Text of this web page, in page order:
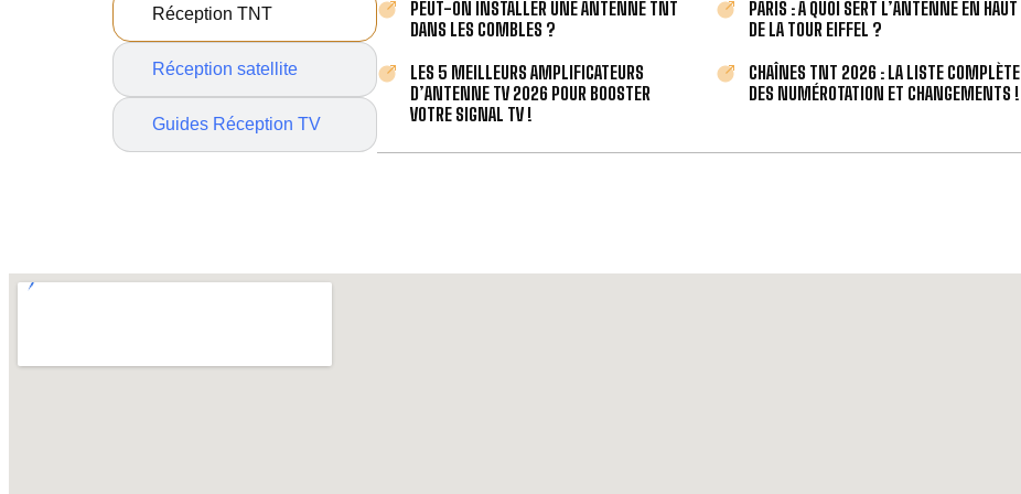
Réception TNT
Réception satellite
Guides Réception TV
PEUT-ON INSTALLER UNE ANTENNE TNT
DANS LES COMBLES ?
PARIS : À QUOI SERT L’ANTENNE EN HAUT
DE LA TOUR EIFFEL ?
LES 5 MEILLEURS AMPLIFICATEURS
D’ANTENNE TV 2026 POUR BOOSTER
VOTRE SIGNAL TV !
CHAÎNES TNT 2026 : LA LISTE COMPLÈTE
DES NUMÉROTATION ET CHANGEMENTS !